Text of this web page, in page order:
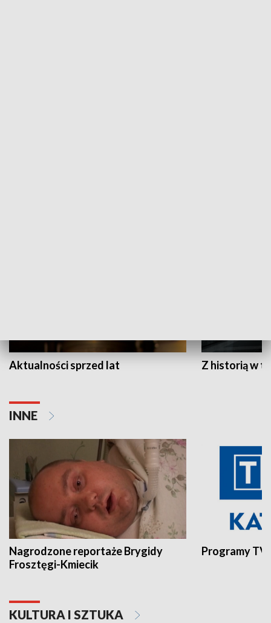
Aktualności sprzed lat Z historią w
INNE
Nagrodzone reportaże Brygidy
Frosztęgi-Kmiecik
Programy
KULTURA I SZTUKA